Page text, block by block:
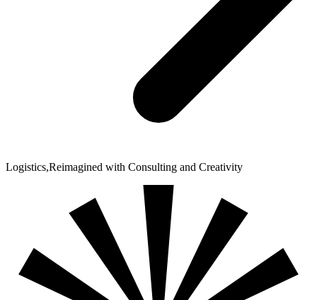
Logistics,Reimagined with Consulting and Creativity